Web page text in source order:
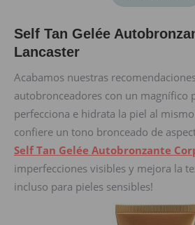
Self Tan Gelée
Lancaster
Acabamos nuestras
autobronceadores con un magnífico
perfecciona e hidrata la piel al
confiere un tono bronceado de
Self Tan Gelée Autobronzante
imperfecciones visibles y mejora la
incluso para pieles sensibles!